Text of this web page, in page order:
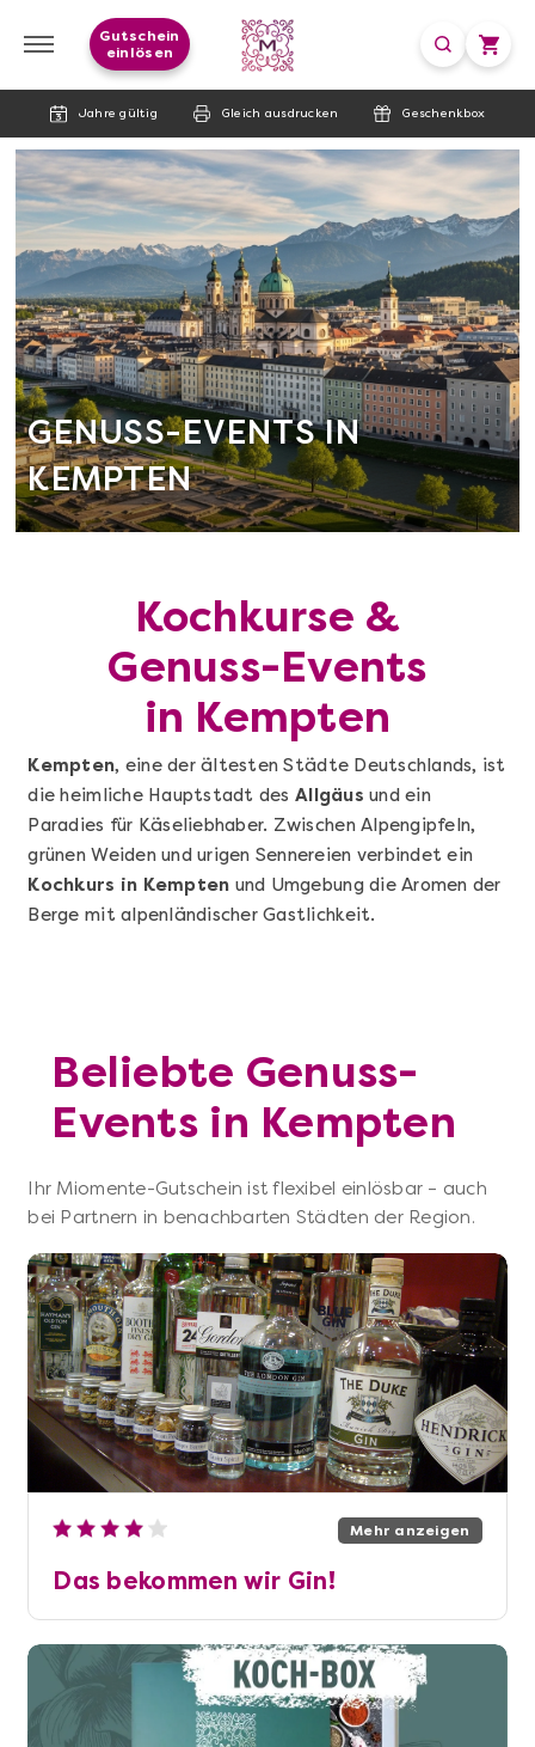
Jahre gültig Gleich ausdrucken Geschenkbox
Gutschein
einlösen
GENUSS-EVENTS IN
KEMPTEN
Kochkurse &
Genuss-Events
in Kempten
Kempten, eine der ältesten Städte Deutschlands, ist
die heimliche Hauptstadt des Allgäus und ein
Paradies für Käseliebhaber. Zwischen Alpengipfeln,
grünen Weiden und urigen Sennereien verbindet ein
Kochkurs in Kempten und Umgebung die Aromen der
Berge mit alpenländischer Gastlichkeit.
Beliebte Genuss-
Events in Kempten
Ihr Miomente-Gutschein ist flexibel einlösbar – auch
bei Partnern in benachbarten Städten der Region.
Mehr anzeigen
Das bekommen wir Gin!